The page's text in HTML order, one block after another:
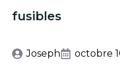
fusibles
Joseph octobre